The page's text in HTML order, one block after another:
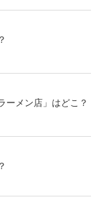
ーメン店」はどこ？